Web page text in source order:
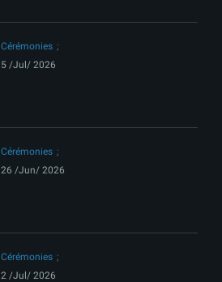
Cérémonies
5 /Jul/ 2026
Cérémonies
26 /Jun/ 2026
Cérémonies
2 /Jul/ 2026